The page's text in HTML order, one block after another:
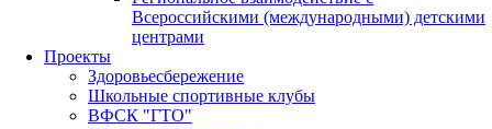
Всероссийскими (международными) детскими
центрами
Проекты
Здоровьесбережение
Школьные спортивные клубы
ВФСК "ГТО"